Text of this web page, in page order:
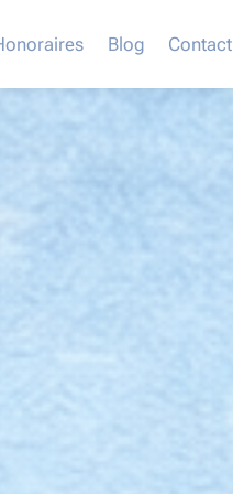
Blog Contact